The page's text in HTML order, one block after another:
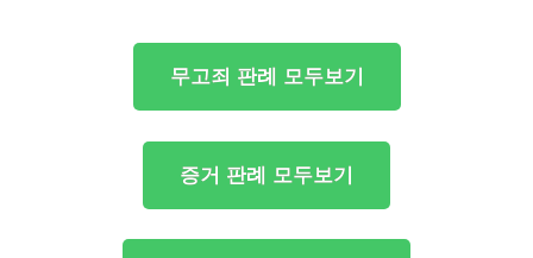
무고죄 판례 모두보기
증거 판례 모두보기